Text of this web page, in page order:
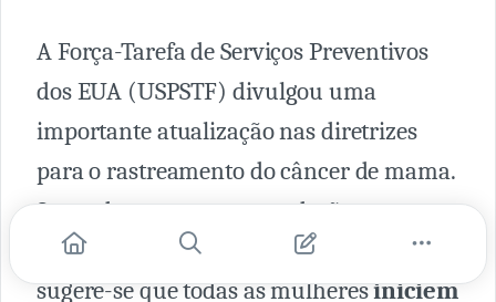
A Força-Tarefa de Serviços Preventivos
dos EUA (USPSTF) divulgou uma
importante atualização nas diretrizes
para o rastreamento do câncer de mama.
Segundo a nova recomendação,
publicada em 30 de abril de 2024,
sugere-se que todas as mulheresiniciem